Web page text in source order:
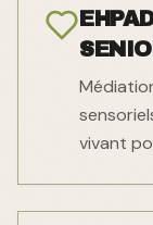
vivant